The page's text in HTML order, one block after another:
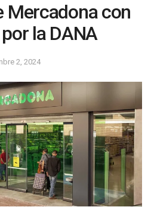
Mercadona con
la DANA
2, 2024